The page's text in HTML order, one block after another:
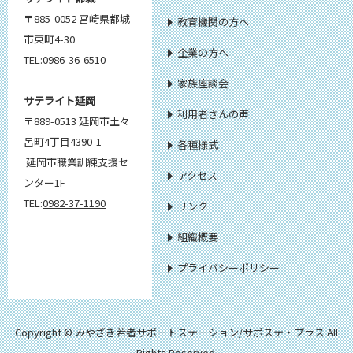
〒885-0052 宮崎県都城
市東町4-30
TEL:0986-36-6510
サテライト延岡
〒889-0513 延岡市土々
呂町4丁目4390-1
延岡市職業訓練支援セ
ンター1F
TEL:0982-37-1190
教育機関の方へ
企業の方へ
家族座談会
利用者さんの声
各種様式
アクセス
リンク
組織概要
プライバシーポリシー
Copyright © みやざき若者サポートステーション/サポステ・プラス All